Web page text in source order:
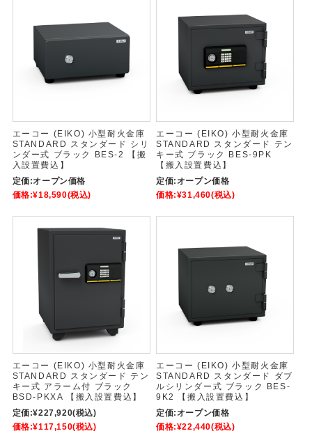
エーコー (EIKO) 小型耐火金庫
STANDARD スタンダード シリ
ンダー式 ブラック BES-2 【搬
入設置費込】
定価:オープン価格
価格:¥18,590(税込)
エーコー (EIKO) 小型耐火金庫
STANDARD スタンダード テン
キー式 ブラック BES-9PK
【搬入設置費込】
定価:オープン価格
価格:¥31,460(税込)
エーコー (EIKO) 小型耐火金庫
STANDARD スタンダード テン
キー式 アラーム付 ブラック
BSD-PKXA 【搬入設置費込】
定価:¥227,920(税込)
価格:¥117,150(税込)
エーコー (EIKO) 小型耐火金庫
STANDARD スタンダード ダブ
ルシリンダー式 ブラック BES-
9K2 【搬入設置費込】
定価:オープン価格
価格:¥22,440(税込)